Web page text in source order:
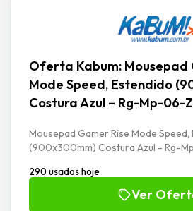
Oferta Kabum: Mousepad
Mode Speed, Estendido
Costura Azul – Rg-Mp-06-
Mousepad Gamer Rise Mode
(900x300mm) Costura Azul - Rg-
290 usados hoje
Ver